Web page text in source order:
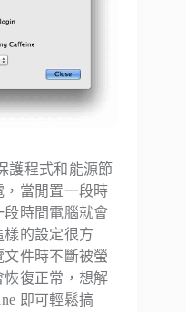
護程式和能源節
當閒置一段時
段時間電腦就會
的設定很方
件時不斷被螢
恢復正常，想解
即可輕鬆搞